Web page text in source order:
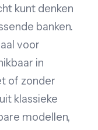
kunt denken
banken.
voor
in
of zonder
klassieke
modellen,